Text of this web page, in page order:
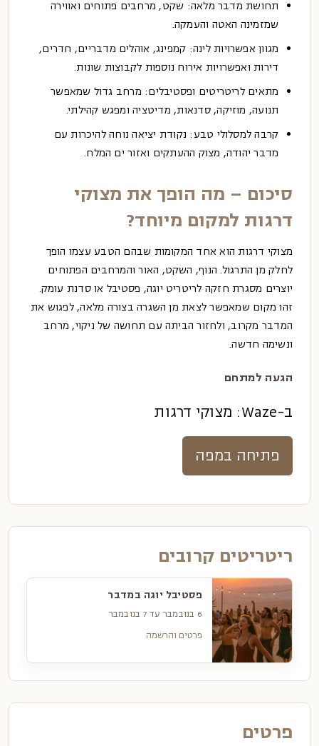
תחושת מדבר מלאה: שקט, מרחבים פתוחים ואווירה
שמזמינה האטה והעמקה.
מגוון אפשרויות לינה: קמפינג, אוהלים מדבריים, חדרים,
דירות ואפשרויות אירוח נוספות לקבוצות שונות.
מתאים לריטריטים ופסטיבלים: מרחב גדול שמאפשר
תנועה, מוזיקה, סדנאות, מדיטציה ומפגש קהילתי.
קרבה למסלולי טבע: נקודת יציאה נוחה להיכרות עם
מדבר יהודה, מצוק ההעתקים ואזור ים המלח.
סיכום – מה הופך את מצוקי
דרגות למקום מיוחד?
מצוקי דרגות הוא אחד המקומות שבהם הטבע עצמו הופך
לחלק מן התרגול. הנוף, השקט, האור והמרחבים הפתוחים
יוצרים מסגרת חזקה לריטריט יוגה, פסטיבל או סדנת עומק.
זהו מקום שמאפשר לצאת מן השגרה בצורה מלאה, לפגוש את
המדבר מקרוב, ולחזור הביתה עם תחושה של ניקוי, מרחב
ונשימה חדשה.
הגעה למתחם
ב-Waze: מצוקי דרגות
פתיחה במפה
ריטריטים קרובים
פסטיבל יוגה במדבר
6 בנובמבר עד 7 בנובמבר
פרטים והרשמה
פרטים